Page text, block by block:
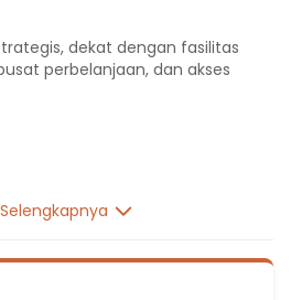
dekat dengan fasilitas
perbelanjaan, dan akses